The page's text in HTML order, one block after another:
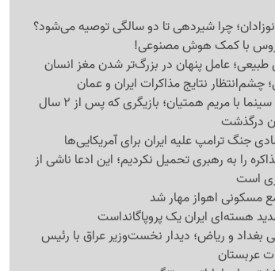
چرا شیردهی تا دو سالگی توصیه می‌شود؟
عامل پنهان در بزرگ‌تر شدن مغز انسان
چشم‌انتظار نتایج مذاکرات ایران و عمان
وداع اهالی سینما با مریم همتیان؛ بازیگری که پس از 2 سال
درگذشت
جنگ ترامپ علیه ایران برای آمریکایی‌ها
را به رهبری تحمیل نکردیم؛ این ادعا ناشی از
است
مسکونی اهواز مهار شد
هسته‌ای ایران یک پروپاگانداست
بغداد و ریاض؛ دیدار نخست‌وزیر عراق با رئیس
عربستان